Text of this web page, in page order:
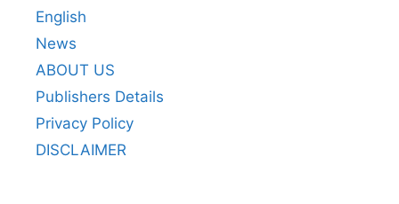
English
News
ABOUT US
Publishers Details
Privacy Policy
DISCLAIMER